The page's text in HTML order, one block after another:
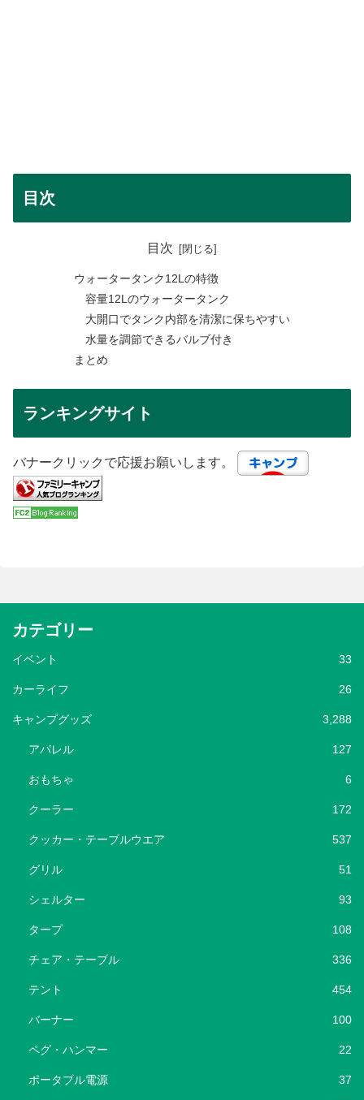
目次
目次
ウォータータンク12Lの特徴
容量12Lのウォータータンク
大開口でタンク内部を清潔に保ちやすい
水量を調節できるバルブ付き
まとめ
ランキングサイト
バナークリックで応援お願いします。
カテゴリー
イベント 33
カーライフ 26
キャンプグッズ 3,288
アパレル 127
おもちゃ 6
クーラー 172
クッカー・テーブルウエア 537
グリル 51
シェルター 93
タープ 108
チェア・テーブル 336
テント 454
バーナー 100
ペグ・ハンマー 22
ポータブル電源 37